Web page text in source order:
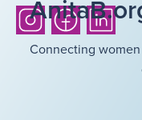
Connecting